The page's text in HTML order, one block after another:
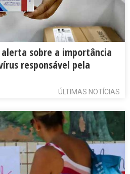
sobre a importância
responsável pela
ÚLTIMAS NOTÍCIAS